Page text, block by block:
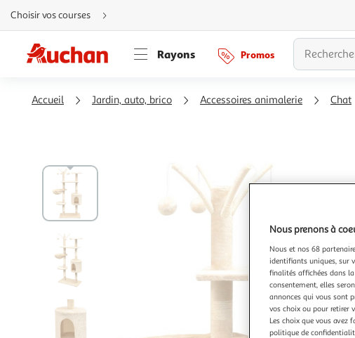
Aller
directement
au
Aller
directement
à
Aller
directement
Choisir vos courses
Rayons Promos
Accueil Jardin, auto, brico Accessoires animalerie Chat
Nous prenons à
Nous et nos 68
identifiants uniques, sur
finalités affichées dans
consentement, elles
annonces qui vous sont
vos choix ou pour retirer
Les choix que vous avez
politique de